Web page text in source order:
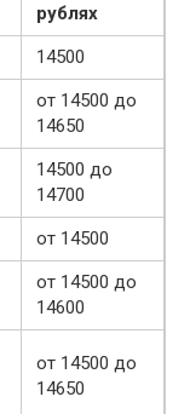
рублях
14500
от 14500 до
14650
14500 до
14700
от 14500
от 14500 до
14600
от 14500 до
14650